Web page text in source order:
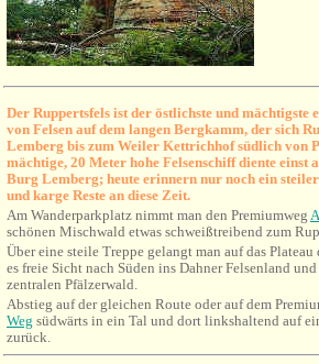
Der Ruppertsfels ist der östlichste und mächtigste
von Felsen auf dem langen Bergkamm, der sich
Lemberg bis zum Weiler Kettrichhof südlich von
mächtige, 20 Meter hohe Felsenschiff diente einst
Burg Lemberg; heute erinnern nur noch ein
und karge Reste an diese Zeit.
Am Wanderparkplatz nimmt man den Premiumweg
schönen Mischwald etwas schweißtreibend zum
Über eine steile Treppe gelangt man auf das Plateau
es freie Sicht nach Süden ins Dahner Felsenland
zentralen Pfälzerwald.
Abstieg auf der gleichen Route oder auf dem
Weg südwärts in ein Tal und dort linkshaltend auf
zurück.